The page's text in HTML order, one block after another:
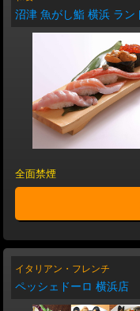
沼津 魚がし鮨 横浜 ラン
全面禁煙
イタリアン・フレンチ
ペッシェドーロ 横浜店